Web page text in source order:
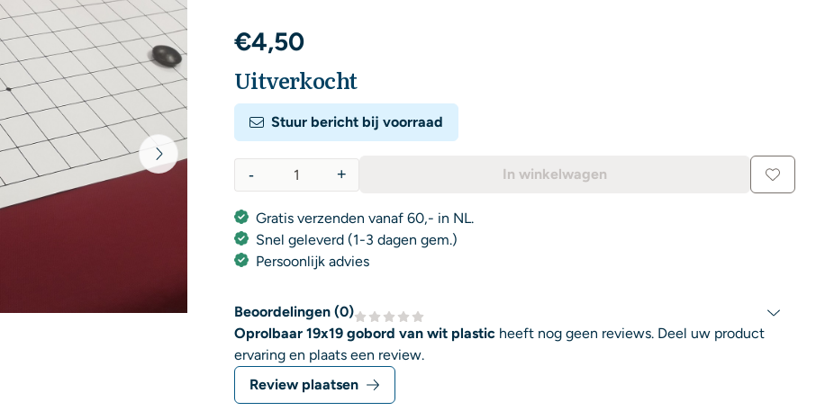
€4,50
Uitverkocht
Stuur bericht bij voorraad
+
- In winkelwagen
Gratis verzenden vanaf 60,- in NL.
Snel geleverd (1-3 dagen gem.)
Persoonlijk advies
Beoordelingen (0)
Oprolbaar 19x19 gobord van wit plastic heeft nog geen reviews. Deel uw product
ervaring en plaats een review.
Review plaatsen